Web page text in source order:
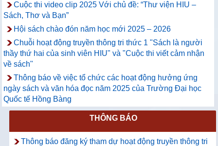
Cuộc thi video clip 2025 Với chủ đề: “Thư viện HIU –
Sách, Thơ và Bạn”
Hội sách chào đón năm học mới 2025 – 2026
Chuỗi hoạt động truyền thông tri thức 1 "Sách là người
thầy thứ hai của sinh viên HIU" và "Cuộc thi viết cảm nhận
về sách"
Thông báo về việc tổ chức các hoạt động hưởng ứng
ngày sách và văn hóa đọc năm 2025 của Trường Đại học
Quốc tế Hồng Bàng
THÔNG BÁO
Thông báo đăng ký tham dự hoạt động truyền thông tri